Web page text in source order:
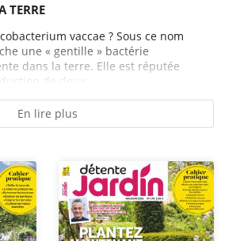
TERRE
vaccae ? Sous ce nom
une « gentille » bactérie
dans la terre. Elle est réputée
de deux...
En lire plus